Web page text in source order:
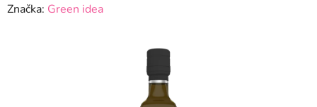
hodnocení
Značka: Green idea